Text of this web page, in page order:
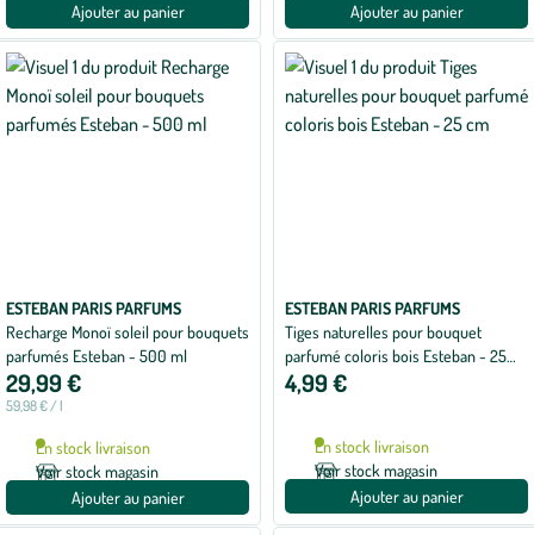
Ajouter au panier
Ajouter au panier
ESTEBAN PARIS PARFUMS
Recharge Monoï soleil pour bouquets
parfumés Esteban - 500 ml
29,99 €
59,98 € / l
En stock livraison
Voir stock magasin
Ajouter au panier
ESTEBAN PARIS PARFUMS
Tiges naturelles pour bouquet
parfumé coloris bois Esteban - 25
cm
4,99 €
En stock livraison
Voir stock magasin
Ajouter au panier